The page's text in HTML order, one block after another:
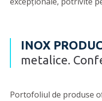
INOX
metalice.
Portofoliul de produse